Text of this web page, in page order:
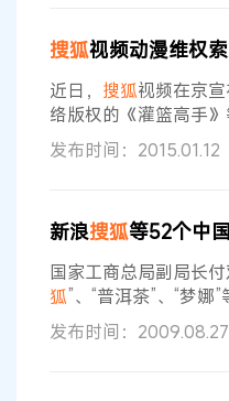
明，消除影响；并赔偿
计14.5万元。 此前，
未经授权许可，在其
搜狐视频动漫维权
近日， 搜狐视频在京
络版权的《灌篮高手
为，将发起维权行动
悉，这是 搜狐视频首次
均已进行了证据保全
于部分网站盗播《灌
讼，法院已经受理。
发布时间：2015.01.12
新浪搜狐等52个中国
国家工商总局副局长付
狐”、“普洱茶”、“梦
标，在加拿大遭到抢
性决定了中国企业要想
发布时间：2009.08.27